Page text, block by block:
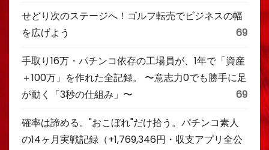
せどり次のステージへ！ゴルフ転売でビジネスの幅
を広げよう
69
手取り16万・パチンコ依存の工場員が、1年で「資産
＋100万」を作れた全記録。 〜意志力0でも勝手に足
が動く「3秒の仕組み」〜
69
確率は諦める。"おこぼれ"だけ拾う。パチンコ素人
の14ヶ月実戦記録（+1,769,346円・収支アプリ全公